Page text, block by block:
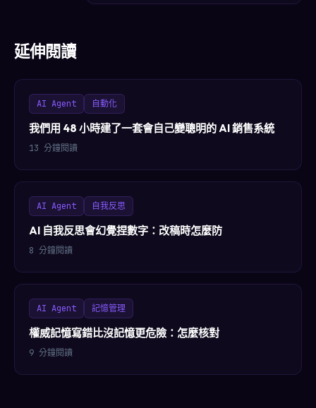
延伸閱讀
AI Agent 自動化
我們用 48 小時建了一套會自己變聰明的 AI 銷售系統
13 分鐘閱讀
AI Agent 自我反思
AI 自我反思會幻覺捏數字：改稿時怎麼防
8 分鐘閱讀
AI Agent 記憶管理
權威記憶寫錯比沒記憶更危險：怎麼核對
9 分鐘閱讀